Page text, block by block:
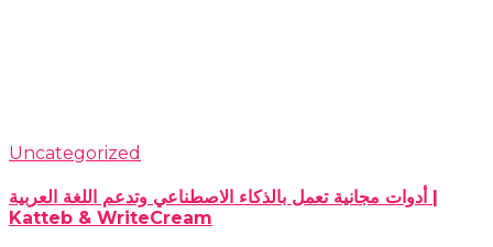
Uncategorized
أدوات مجانية تعمل بالذكاء الاصطناعي وتدعم اللغة العربية |
Katteb & WriteCream